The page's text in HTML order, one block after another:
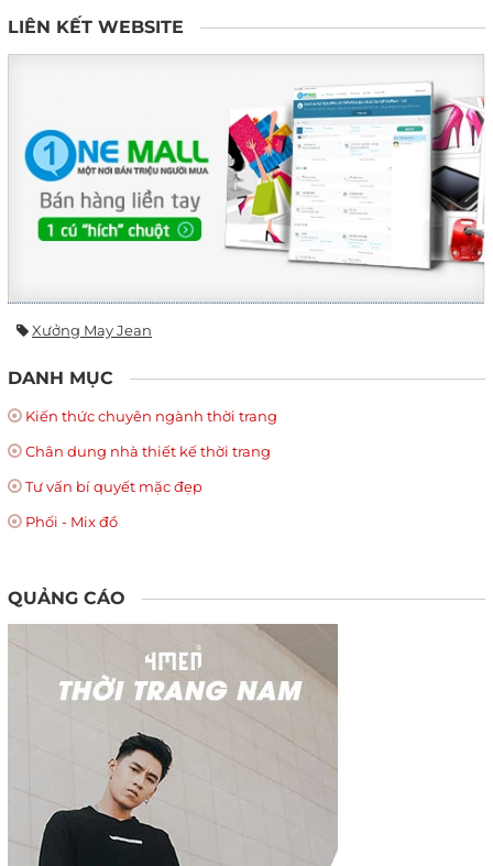
LIÊN KẾT WEBSITE
Xưởng May Jean
DANH MỤC
Kiến thức chuyên ngành thời trang
Chân dung nhà thiết kế thời trang
Tư vấn bí quyết mặc đẹp
Phối - Mix đồ
QUẢNG CÁO